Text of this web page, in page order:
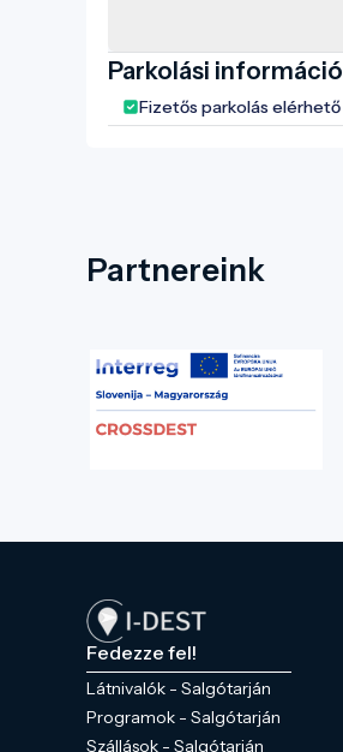
Parkolási információ
Fizetős parkolás elérhető
Partnereink
Fedezze fel!
Látnivalók - Salgótarján
Programok - Salgótarján
Szállások - Salgótarján